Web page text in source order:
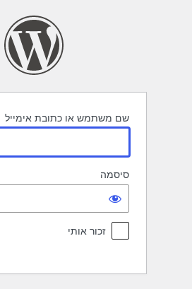
שם משתמש או כתובת אימייל
סיסמה
זכור אותי